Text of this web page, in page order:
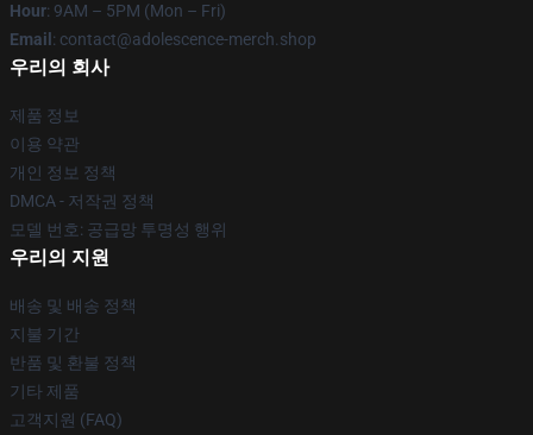
Hour: 9AM – 5PM (Mon – Fri)
Email : contact@adolescence-merch.shop
우리의 회사
제품 정보
이용 약관
개인 정보 정책
DMCA - 저작권 정책
모델 번호: 공급망 투명성 행위
우리의 지원
배송 및 배송 정책
지불 기간
반품 및 환불 정책
기타 제품
고객지원 (FAQ)